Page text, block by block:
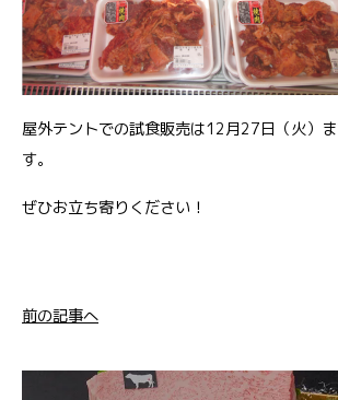
屋外テントでの試食販売は12月27日（火）
す。
ぜひお立ち寄りください！
前の記事へ